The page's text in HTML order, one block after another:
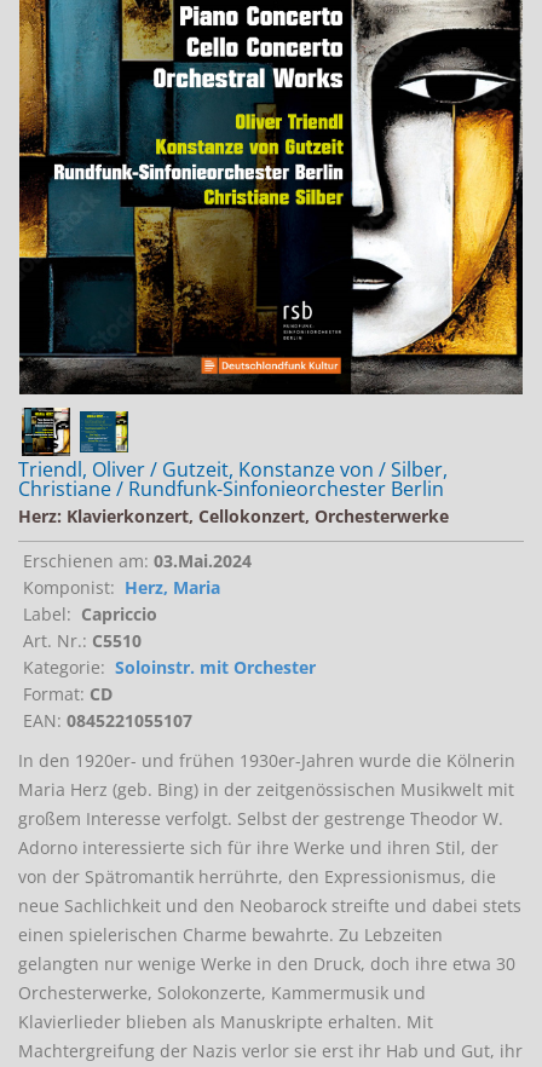
Jobs bei Naxos
Naxos Deutschland Blog
Naxos weltweit
Triendl, Oliver / Gutzeit, Konstanze von / Silber,
Christiane / Rundfunk-Sinfonieorchester Berlin
Herz: Klavierkonzert, Cellokonzert, Orchesterwerke
Erschienen am: 03.Mai.2024
Komponist: Herz, Maria
Label: Capriccio
Art. Nr.: C5510
Kategorie: Soloinstr. mit Orchester
Format: CD
EAN: 0845221055107
In den 1920er- und frühen 1930er-Jahren wurde die Kölnerin
Maria Herz (geb. Bing) in der zeitgenössischen Musikwelt mit
großem Interesse verfolgt. Selbst der gestrenge Theodor W.
Adorno interessierte sich für ihre Werke und ihren Stil, der
von der Spätromantik herrührte, den Expressionismus, die
neue Sachlichkeit und den Neobarock streifte und dabei stets
einen spielerischen Charme bewahrte. Zu Lebzeiten
gelangten nur wenige Werke in den Druck, doch ihre etwa 30
Orchesterwerke, Solokonzerte, Kammermusik und
Klavierlieder blieben als Manuskripte erhalten. Mit
Machtergreifung der Nazis verlor sie erst ihr Hab und Gut, ihr